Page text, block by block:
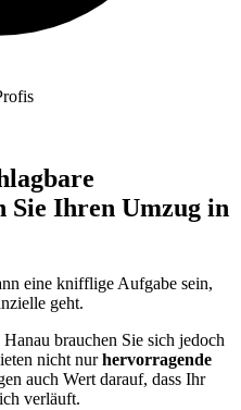
Sie Ihren Umzug in
eine knifflige Aufgabe sein,
geht.
brauchen Sie sich jedoch
nicht nurhervorragende
auch Wert darauf, dass Ihr
verläuft.